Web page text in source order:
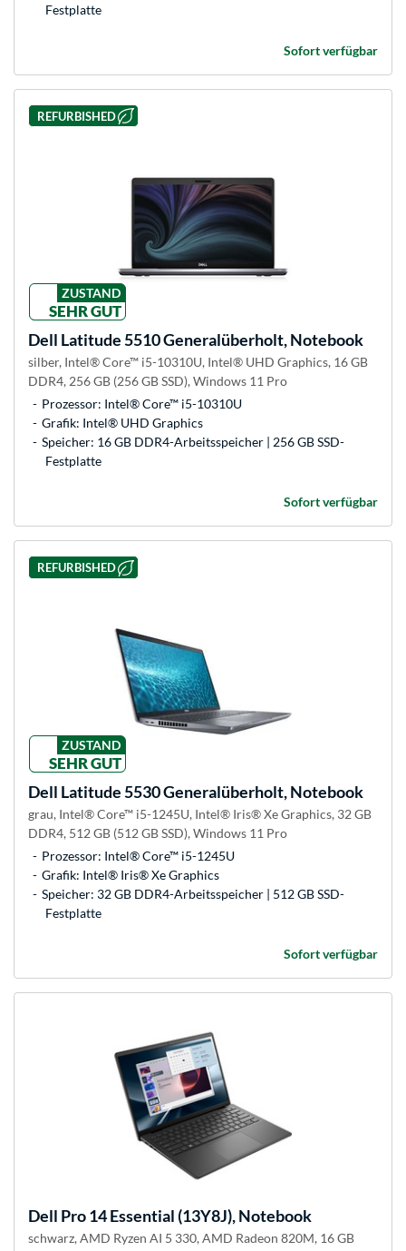
Festplatte
Sofort verfügbar
REFURBISHED
ZUSTAND
SEHR GUT
Dell Latitude 5510 Generalüberholt, Notebook
silber, Intel® Core™ i5-10310U, Intel® UHD Graphics, 16 GB
DDR4, 256 GB (256 GB SSD), Windows 11 Pro
Prozessor: Intel® Core™ i5-10310U
Grafik: Intel® UHD Graphics
Speicher: 16 GB DDR4-Arbeitsspeicher | 256 GB SSD-
Festplatte
Sofort verfügbar
REFURBISHED
ZUSTAND
SEHR GUT
Dell Latitude 5530 Generalüberholt, Notebook
grau, Intel® Core™ i5-1245U, Intel® Iris® Xe Graphics, 32 GB
DDR4, 512 GB (512 GB SSD), Windows 11 Pro
Prozessor: Intel® Core™ i5-1245U
Grafik: Intel® Iris® Xe Graphics
Speicher: 32 GB DDR4-Arbeitsspeicher | 512 GB SSD-
Festplatte
Sofort verfügbar
Dell Pro 14 Essential (13Y8J), Notebook
schwarz, AMD Ryzen AI 5 330, AMD Radeon 820M, 16 GB